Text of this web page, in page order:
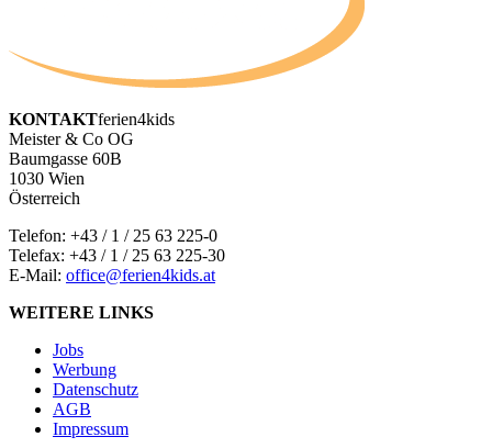
KONTAKTferien4kids
Meister & Co OG
Baumgasse 60B
1030 Wien
Österreich
Telefon: +43 / 1 / 25 63 225-0
Telefax: +43 / 1 / 25 63 225-30
E-Mail: office@ferien4kids.at
WEITERE LINKS
Jobs
Werbung
Datenschutz
AGB
Impressum